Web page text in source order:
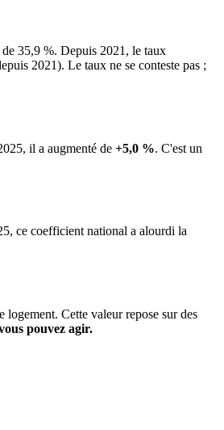
35,9 %. Depuis 2021, le taux
2021). Le taux ne se conteste pas ;
il a augmenté de +5,0 %. C'est un
ce coefficient national a alourdi la
Cette valeur repose sur des
pouvez agir.